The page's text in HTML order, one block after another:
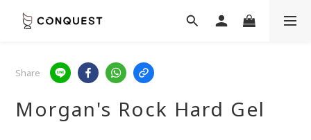
Share
Morgan's Rock Hard Gel